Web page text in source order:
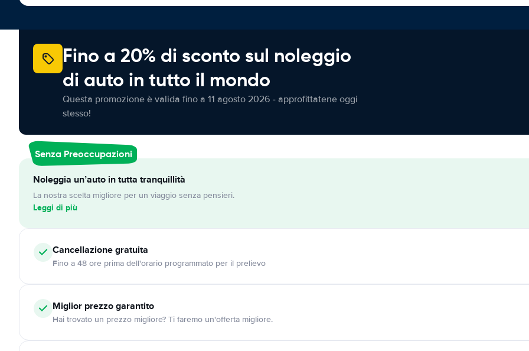
Fino a 20% di sconto sul noleggio
di auto in tutto il mondo
Questa promozione è valida fino a 11 agosto 2026 - approfittatene oggi
stesso!
Senza Preoccupazioni
Noleggia un’auto in tutta tranquillità
La nostra scelta migliore per un viaggio senza pensieri.
Leggi di più
Cancellazionegratuita
Fino a 48 ore prima dell'orario programmato per il prelievo
Miglior prezzo garantito
Hai trovato un prezzo migliore? Ti faremo un'offerta migliore.